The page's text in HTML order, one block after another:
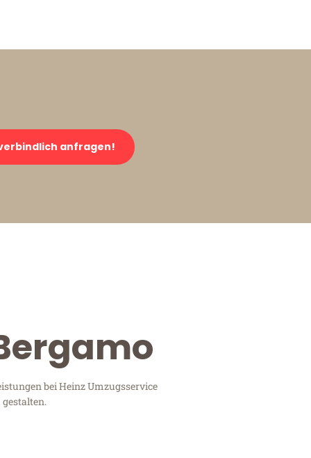
anfragen!
bei Heinz Umzugsservice